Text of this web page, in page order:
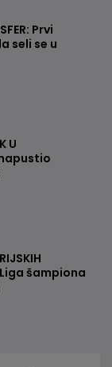
Prvi
seli se u
U
napustio
šampiona